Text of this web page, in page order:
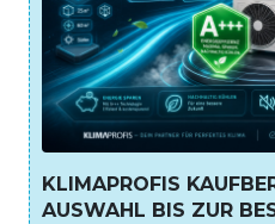
KLIMAPROFIS
AUSWAHL BIS ZUR